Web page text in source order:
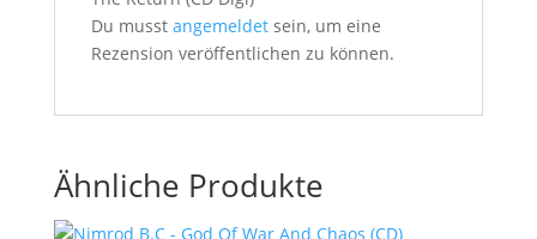
Du musst angemeldetsein, um eine
Rezension veröffentlichen zu können.
Ähnliche Produkte